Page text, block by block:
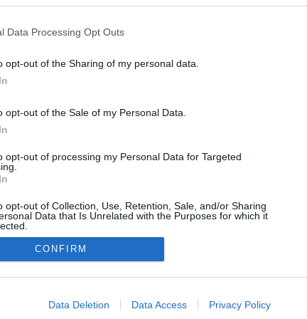
Data Processing Opt Outs
opt-out of the Sharing of my personal data.
opt-out of the Sale of my Personal Data.
opt-out of processing my Personal Data for Targeted
opt-out of Collection, Use, Retention, Sale, and/or Sharing
Data that Is Unrelated with the Purposes for which it
allow Google to enable storage related to advertising like cookies on
CONFIRM
Data Deletion Data Access Privacy Policy
F1
egy tornádó, de túlélte, hogy
Majer Dániel - 2022. augusztus 22. 0